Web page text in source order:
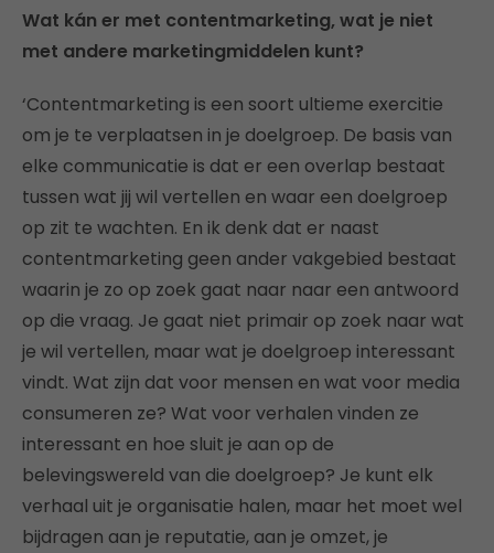
Wat kán er met contentmarketing, wat je niet
met andere marketingmiddelen kunt?
‘Contentmarketing is een soort ultieme exercitie
om je te verplaatsen in je doelgroep. De basis van
elke communicatie is dat er een overlap bestaat
tussen wat jij wil vertellen en waar een doelgroep
op zit te wachten. En ik denk dat er naast
contentmarketing geen ander vakgebied bestaat
waarin je zo op zoek gaat naar naar een antwoord
op die vraag. Je gaat niet primair op zoek naar wat
je wil vertellen, maar wat je doelgroep interessant
vindt. Wat zijn dat voor mensen en wat voor media
consumeren ze? Wat voor verhalen vinden ze
interessant en hoe sluit je aan op de
belevingswereld van die doelgroep? Je kunt elk
verhaal uit je organisatie halen, maar het moet wel
bijdragen aan je reputatie, aan je omzet, je